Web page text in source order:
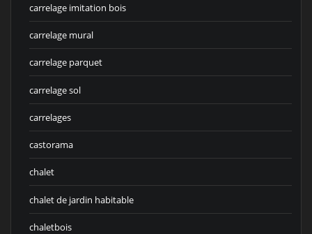
carrelage imitation bois
carrelage mural
carrelage parquet
carrelage sol
carrelages
castorama
chalet
chalet de jardin habitable
chaletbois